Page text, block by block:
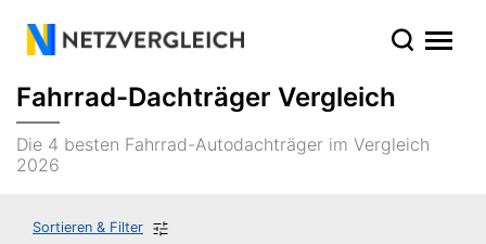
Fahrrad-Dachträger Vergleich
Die 4 besten Fahrrad-Autodachträger im Vergleich
2026
Sortieren & Filter